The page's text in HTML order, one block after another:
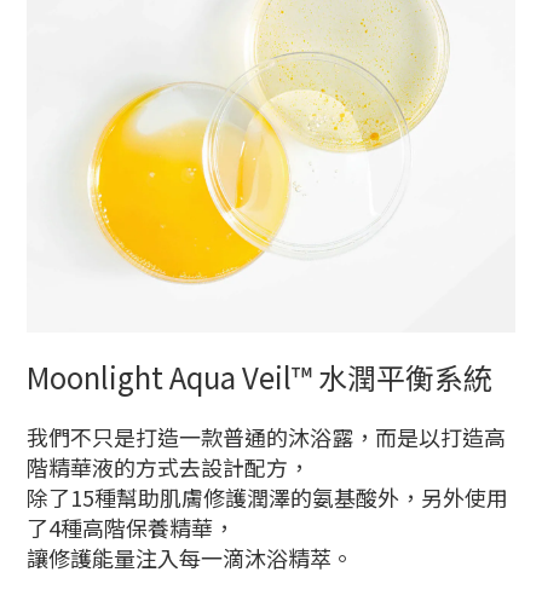
Moonlight Aqua Veil™ 水潤平衡系統
我們不只是打造一款普通的沐浴露，而是以打造高
階精華液的方式去設計配方，
除了15種幫助肌膚修護潤澤的氨基酸外，另外使用
了4種高階保養精華，
讓修護能量注入每一滴沐浴精萃。